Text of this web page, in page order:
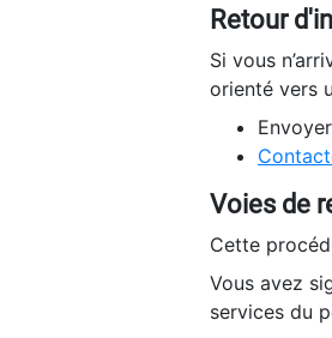
Retour
Si vous
orienté vers
Voies de
Cette
Vous avez
services du